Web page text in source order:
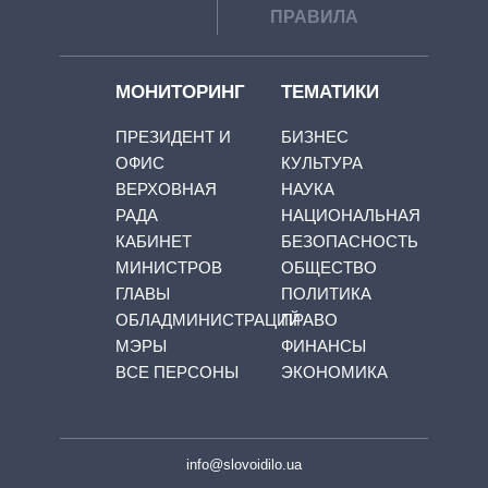
ПРАВИЛА
МОНИТОРИНГ
ПРЕЗИДЕНТ И
ОФИС
ВЕРХОВНАЯ
РАДА
КАБИНЕТ
МИНИСТРОВ
ГЛАВЫ
ОБЛАДМИНИСТРАЦИЙ
МЭРЫ
ВСЕ ПЕРСОНЫ
ТЕМАТИКИ
БИЗНЕС
КУЛЬТУРА
НАУКА
НАЦИОНАЛЬНАЯ
БЕЗОПАСНОСТЬ
ОБЩЕСТВО
ПОЛИТИКА
ПРАВО
ФИНАНСЫ
ЭКОНОМИКА
info@slovoidilo.ua